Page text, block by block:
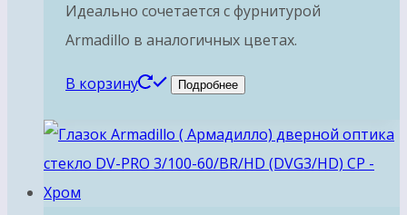
Идеально сочетается с фурнитурой
Armadillo в аналогичных цветах.
В корзину Подробнее